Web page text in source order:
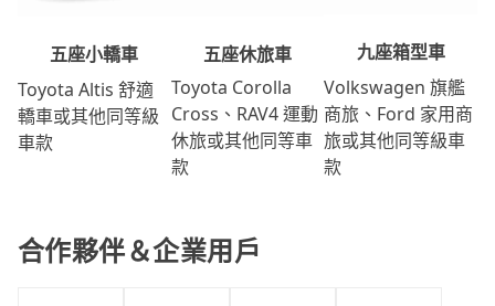
五座小轎車
Toyota Altis 舒適
轎車或其他同等級
車款
五座休旅車
Toyota Corolla
Cross、RAV4 運動
休旅或其他同等車
款
九座箱型車
Volkswagen 旗艦
商旅、Ford 家用商
旅或其他同等級車
款
合作夥伴＆企業用戶